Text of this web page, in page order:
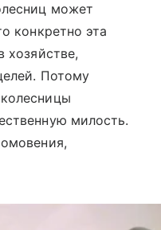
может
конкретно эта
хозяйстве,
Потому
милость.